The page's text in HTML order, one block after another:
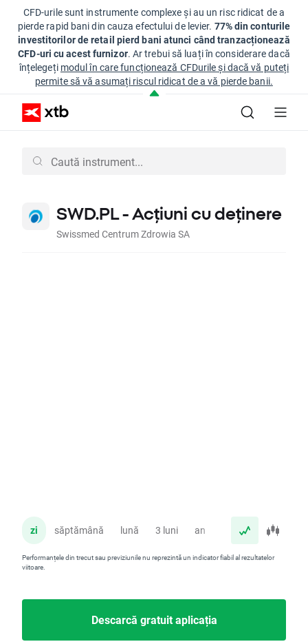
CFD-urile sunt instrumente complexe și au un risc ridicat de a
pierde rapid bani din cauza efectului de levier. 77% din conturile
investitorilor de retail pierd bani atunci când tranzacționează
CFD-uri cu acest furnizor. Ar trebui să luați în considerare dacă
înțelegeți modul în care funcționează CFDurile și dacă vă puteți
permite să vă asumați riscul ridicat de a vă pierde banii.
SWD.PL - Acțiuni cu deținere
Swissmed Centrum Zdrowia SA
zi săptămână lună 3 luni an
Performanțele din trecut sau previziunile nu reprezintă un indicator fiabil al rezultatelor
viitoare.
Descarcă gratuit aplicația